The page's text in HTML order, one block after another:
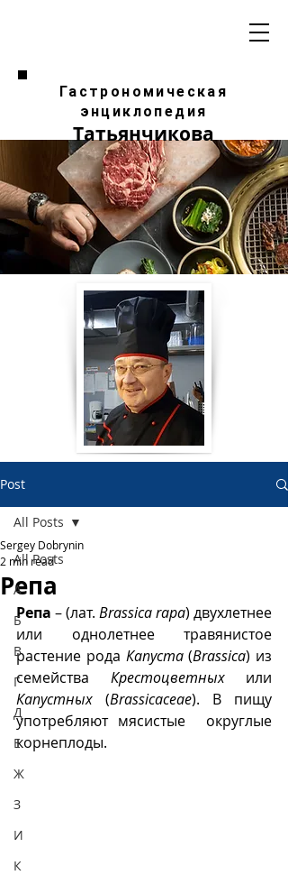
Гастрономическая
энциклопедия
Татьянчикова
Post
All Posts
А
Б
В
Г
Д
Е
Ж
З
И
К
All Posts
Репа
Sergey Dobrynin
2 min read
Репа – (лат. Brassica rapa) двухлетнее
или однолетнее травянистое
растение рода Капуста (Brassica) из
семейства Крестоцветных
Капустных (Brassicaceae). В пищу
употребляют мясистые  округлые
корнеплоды.